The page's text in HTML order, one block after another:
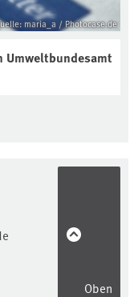
maria_a / Photocase.de
Umweltbundesamt
Oben